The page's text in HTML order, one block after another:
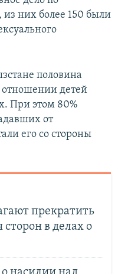
них более 150 были
половина
отношении детей
При этом 80%
от
его со стороны
прекратить
в делах о